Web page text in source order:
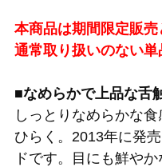
本商品は期間限定販売
通常取り扱いのない単
■なめらかで上品な舌
しっとりなめらかな
ひらく。2013年に発
ドです。目にも鮮や